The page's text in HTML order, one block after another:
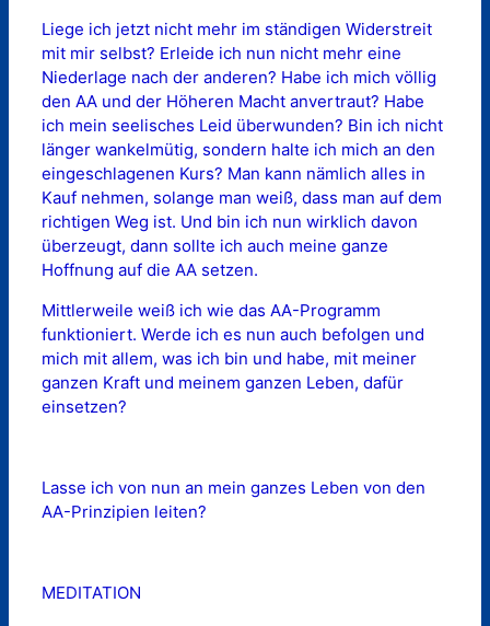
Liege ich jetzt nicht mehr im ständigen Widerstreit
mit mir selbst? Erleide ich nun nicht mehr eine
Niederlage nach der anderen? Habe ich mich völlig
den AA und der Höheren Macht anvertraut? Habe
ich mein seelisches Leid überwunden? Bin ich nicht
länger wankelmütig, sondern halte ich mich an den
eingeschlagenen Kurs? Man kann nämlich alles in
Kauf nehmen, solange man weiß, dass man auf dem
richtigen Weg ist. Und bin ich nun wirklich davon
überzeugt, dann sollte ich auch meine ganze
Hoffnung auf die AA setzen.
Mittlerweile weiß ich wie das AA-Programm
funktioniert. Werde ich es nun auch befolgen und
mich mit allem, was ich bin und habe, mit meiner
ganzen Kraft und meinem ganzen Leben, dafür
einsetzen?
Lasse ich von nun an mein ganzes Leben von den
AA-Prinzipien leiten?
MEDITATION